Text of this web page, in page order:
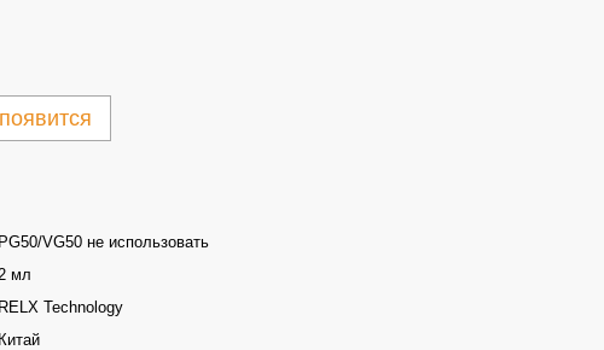
PG50/VG50 не использовать
мл
RELX Technology
Китай